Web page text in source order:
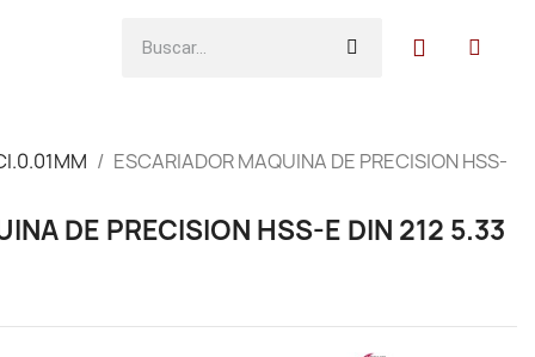
ESCARIADOR MAQUINA DE PRECISION HSS-
DE PRECISION HSS-E DIN 212 5.33